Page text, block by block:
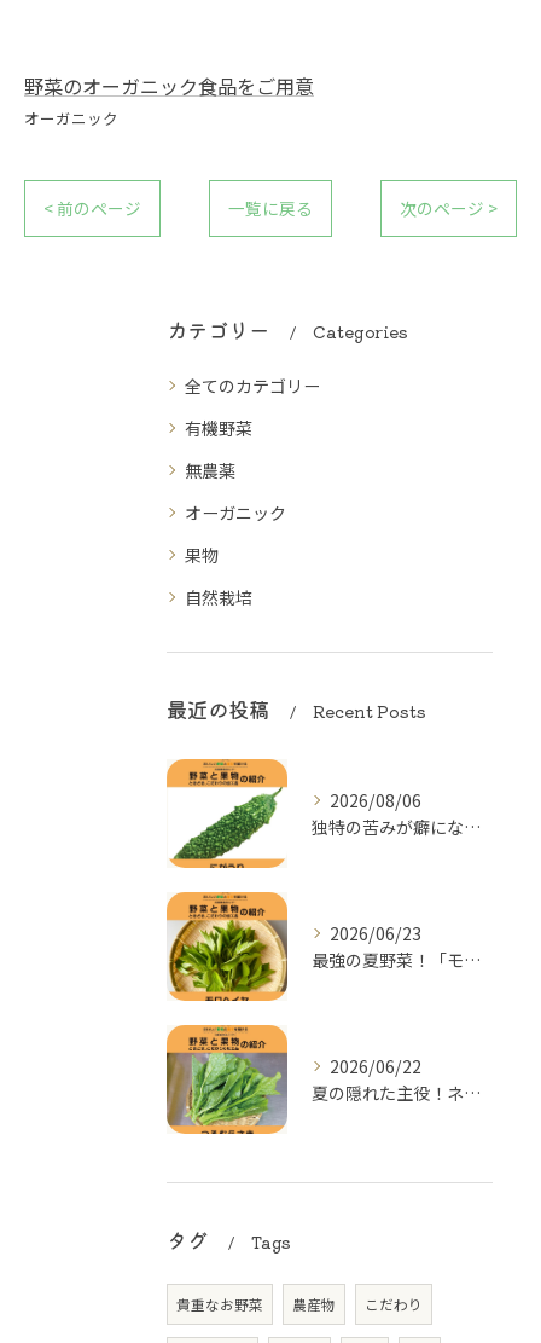
野菜のオーガニック食品をご用意
オーガニック
< 前のページ 一覧に戻る 次のページ >
カテゴリー Categories
全てのカテゴリー
有機野菜
無農薬
オーガニック
果物
自然栽培
最近の投稿 Recent Posts
2026/08/06
独特の苦みが癖になる！夏の元気をつくる「にがうり（ゴーヤー）...
2026/06/23
最強の夏野菜！「モロヘイヤ」の季節がやってきた
2026/06/22
夏の隠れた主役！ネバネバ食感がクセになる「つるむらさき」
タグ Tags
貴重なお野菜 農産物 こだわり